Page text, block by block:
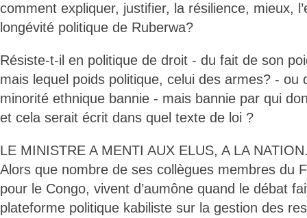
comment expliquer, justifier, la résilience, mieux,
longévité politique de Ruberwa?
Résiste-t-il en politique de droit - du fait de son
mais lequel poids politique, celui des armes? - ou
minorité ethnique bannie - mais bannie par qui
et cela serait écrit dans quel texte de loi ?
LE MINISTRE A MENTI AUX ELUS, A LA
Alors que nombre de ses collègues membres du
pour le Congo, vivent d’aumône quand le débat
plateforme politique kabiliste sur la gestion des